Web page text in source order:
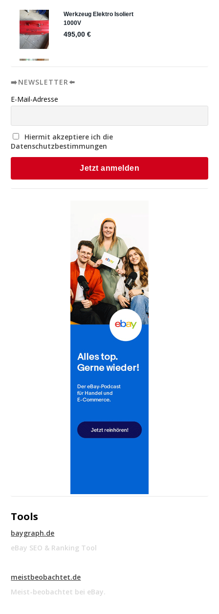
➡️NEWSLETTER⬅️
E-Mail-Adresse
Hiermit akzeptiere ich die
Datenschutzbestimmungen
Tools
baygraph.de
eBay SEO & Ranking Tool
meistbeobachtet.de
Meist-beobachtet bei eBay.